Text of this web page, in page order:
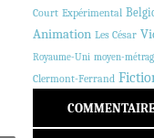
Court Expérimental
Animation Les César
Royaume-Uni moyen-
Clermont-Ferrand